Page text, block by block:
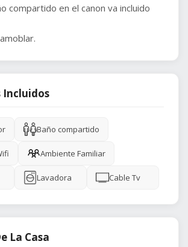
compartido en el canon va incluido
Incluidos
Baño compartido
Ambiente Familiar
Lavadora Cable Tv
La Casa